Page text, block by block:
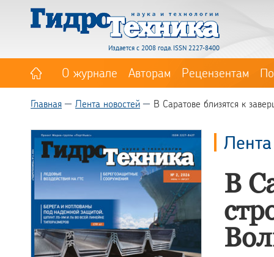
Издается с 2008 года. ISSN 2227-8400
О журнале Авторам Рецензентам
Главная Лента новостей В Саратове близятся к
В